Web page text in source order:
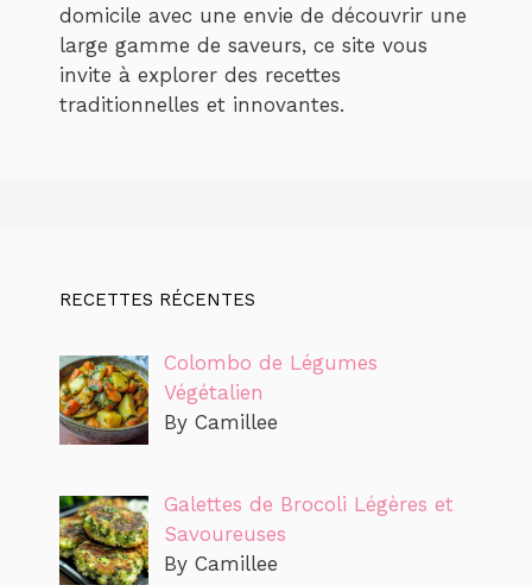
domicile avec une envie de découvrir une
large gamme de saveurs, ce site vous
invite à explorer des recettes
traditionnelles et innovantes.
RECETTES RÉCENTES
Colombo de Légumes
Végétalien
By Camillee
Galettes de Brocoli Légères et
Savoureuses
By Camillee